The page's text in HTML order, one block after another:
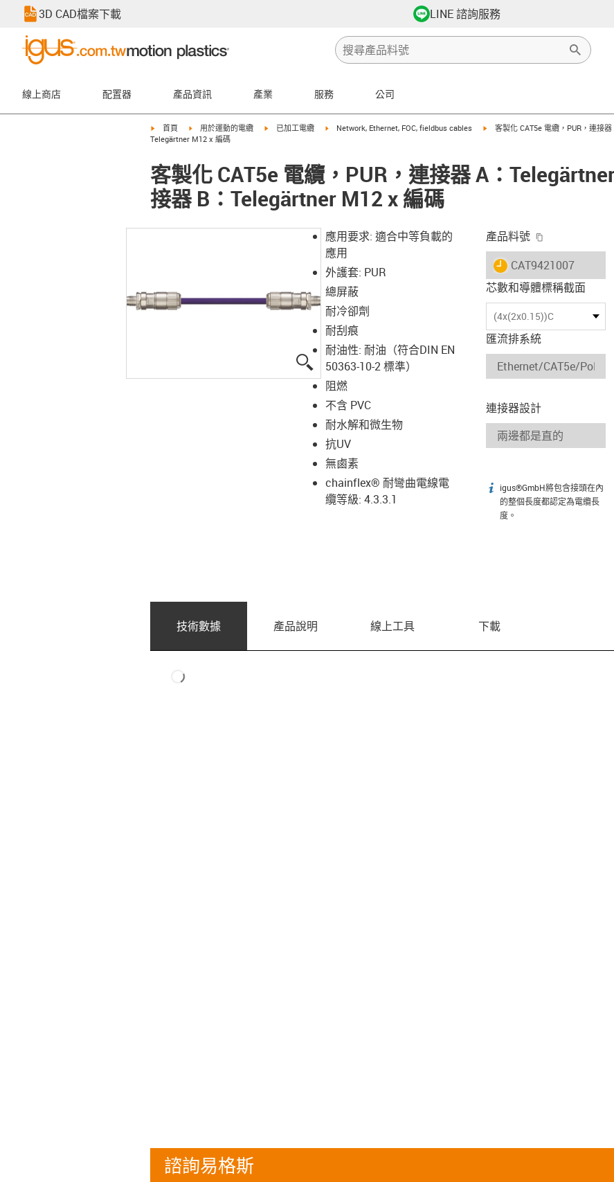
3D CAD檔案下載 LINE 諮詢服務
線上商店 配置器 產品資訊 產業 服務 公司
igus-icon-arrow-right
首頁 igus-icon-arrow-right
用於運動的電纜 igus-icon-arrow-right
已加工電纜 igus-icon-arrow-right
Network, Ethernet, FOC, fieldbus cables igus-icon-arrow-right
客製化 CAT5e 電纜，PUR，連接
Telegärtner M12 x 編碼
客製化 CAT5e 電纜，PUR，連接器 A：
接器 B：Telegärtner M12 x 編碼
igus-icon-lupe
應用要求: 適合中等負載的
應用
外護套: PUR
總屏蔽
耐冷卻劑
耐刮痕
耐油性: 耐油（符合DIN EN
50363-10-2 標準）
阻燃
不含 PVC
耐水解和微生物
抗UV
無鹵素
chainflex® 耐彎曲電線電
纜等級: 4.3.3.1
產品料號
igus-icon-lieferzeit
CAT9421007
芯數和導體標稱截面
(4x(2x0.15))C
匯流排系統
連接器設計
igus-icon-info
igus®GmbH將包含接頭在內
的整個長度都認定為電纜長
度。
技術數據 產品說明 線上工具 下載
諮詢易格斯